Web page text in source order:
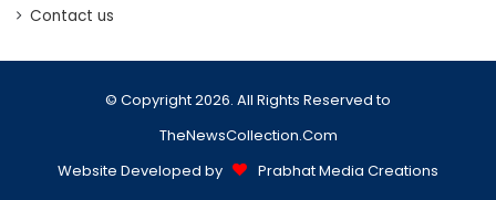
Contact us
© Copyright 2026. All Rights Reserved to
TheNewsCollection.Com
Website Developed by
Prabhat Media Creations